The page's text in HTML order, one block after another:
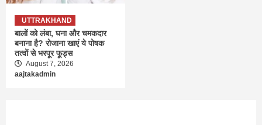
UTTRAKHAND
बालों को लंबा, घना और चमकदार
बनाना है? रोजाना खाएं ये पोषक
तत्वों से भरपूर फूड्स
August 7, 2026
aajtakadmin